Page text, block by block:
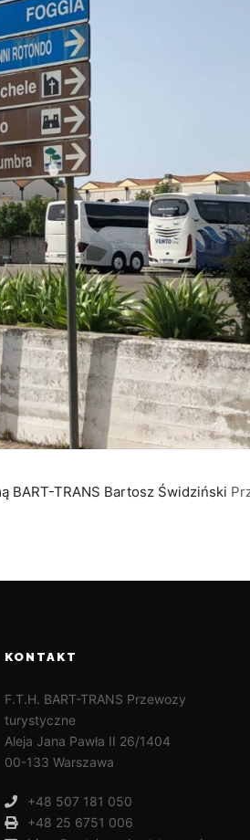
BART-TRANS Bartosz Świdziński
KONTAKT
F.T.H. BART-TRANS Przewozy
turystyczne
Aleja Jana Pawła II 26/1404
00-133 Warszawa
+48 507 181 050
+48 25 6751 006